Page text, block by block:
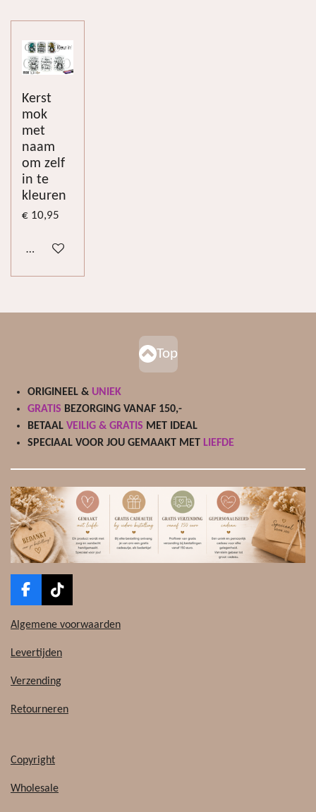
Kerst
mok
met
naam
om zelf
in te
kleuren
€ 10,95
Bekijk details
Top
ORIGINEEL & UNIEK
GRATIS BEZORGING VANAF 150,-
BETAAL VEILIG & GRATIS MET IDEAL
SPECIAAL VOOR JOU GEMAAKT MET LIEFDE
F
c
b
o
T
k
o
Algemene voorwaarden
Levertijden
Verzending
Retourneren
Copyright
Wholesale